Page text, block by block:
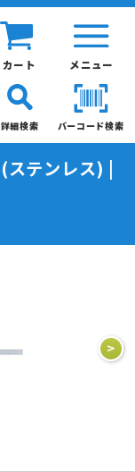
メニュー
カート
バーコード検索
詳細検索
テンレス) |
>